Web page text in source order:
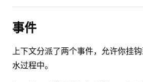
事件
上下文分派了两个事件，允许你挂
水过程中。